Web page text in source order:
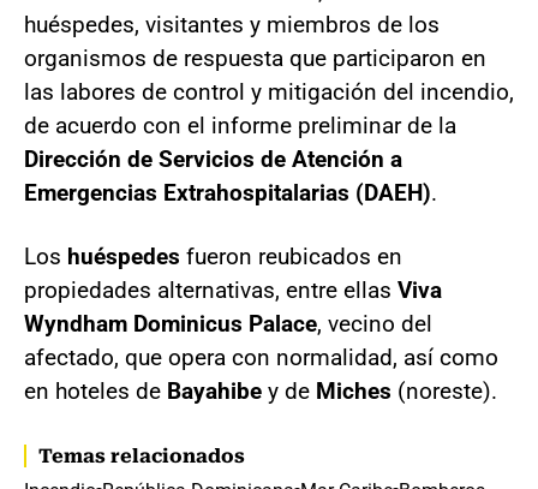
huéspedes, visitantes y miembros de los
organismos de respuesta que participaron en
las labores de control y mitigación del incendio,
de acuerdo con el informe preliminar de la
Dirección de Servicios de Atención a
Emergencias Extrahospitalarias (DAEH).
Los huéspedes fueron reubicados en
propiedades alternativas, entre ellas Viva
Wyndham Dominicus Palace, vecino del
afectado, que opera con normalidad, así como
en hoteles de Bayahibe y de Miches (noreste).
Temas relacionados